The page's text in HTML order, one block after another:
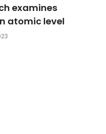
examines
atomic level